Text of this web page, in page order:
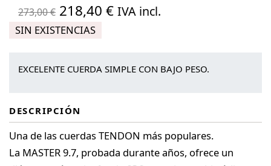
273,00€ El
precio
era:
218,40 €El
es:
IVA incl.
SIN EXISTENCIAS
EXCELENTE CUERDA SIMPLE CON BAJO PESO.
DESCRIPCIÓN
Una de las cuerdas TENDON más populares.
La MASTER 9.7, probada durante años, ofrece un